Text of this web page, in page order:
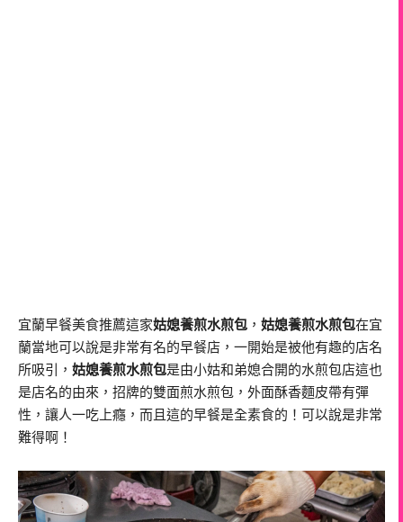
宜蘭早餐美食推薦這家姑媳養煎水煎包 ， 姑媳養煎水煎包在宜
蘭當地可以說是非常有名的早餐店，一開始是被他有趣的店名
所吸引， 姑媳養煎水煎包是由小姑和弟媳合開的水煎包店這也
是店名的由來，招牌的雙面煎水煎包，外面酥香麵皮帶有彈
性，讓人一吃上癮，而且這的早餐是全素食的！可以說是非常
難得啊！